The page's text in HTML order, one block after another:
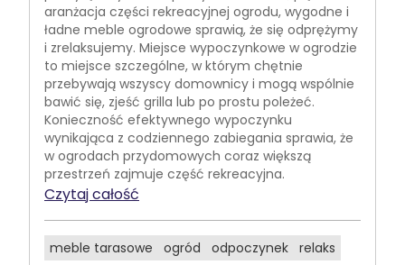
aranżacja części rekreacyjnej ogrodu, wygodne i
ładne meble ogrodowe sprawią, że się odprężymy
i zrelaksujemy. Miejsce wypoczynkowe w ogrodzie
to miejsce szczególne, w którym chętnie
przebywają wszyscy domownicy i mogą wspólnie
bawić się, zjeść grilla lub po prostu poleżeć.
Konieczność efektywnego wypoczynku
wynikająca z codziennego zabiegania sprawia, że
w ogrodach przydomowych coraz większą
przestrzeń zajmuje część rekreacyjna.
Czytaj całość
meble tarasowe ogród odpoczynek relaks